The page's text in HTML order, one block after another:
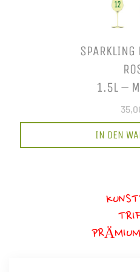
SPARKLING
1.5L –
IN DEN